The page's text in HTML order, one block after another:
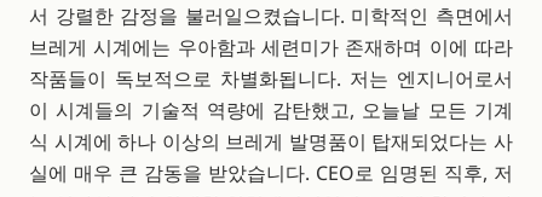
서 강렬한 감정을 불러일으켰습니다. 미학적인 측면에서
브레게 시계에는 우아함과 세련미가 존재하며 이에 따라
작품들이 독보적으로 차별화됩니다. 저는 엔지니어로서
이 시계들의 기술적 역량에 감탄했고, 오늘날 모든 기계
식 시계에 하나 이상의 브레게 발명품이 탑재되었다는 사
실에 매우 큰 감동을 받았습니다. CEO로 임명된 직후, 저